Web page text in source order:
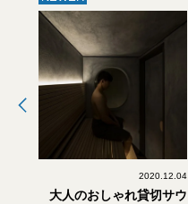
2020.12.04
大人のおしゃれ貸切サウ